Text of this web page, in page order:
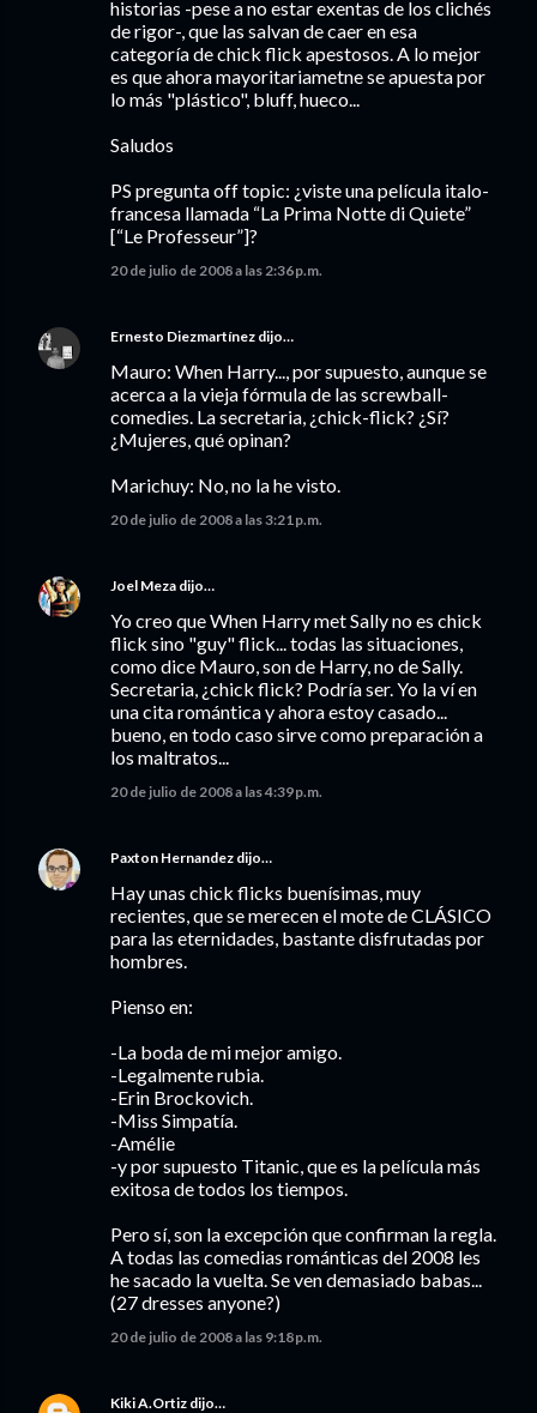
historias -pese a no estar exentas de los clichés
de rigor-, que las salvan de caer en esa
categoría de chick flick apestosos. A lo mejor
es que ahora mayoritariametne se apuesta por
lo más "plástico", bluff, hueco...
Saludos
PS pregunta off topic: ¿viste una película italo-
francesa llamada “La Prima Notte di Quiete”
[“Le Professeur”]?
20 de julio de 2008 a las 2:36 p.m.
Ernesto Diezmartínez dijo…
Mauro: When Harry..., por supuesto, aunque se
acerca a la vieja fórmula de las screwball-
comedies. La secretaria, ¿chick-flick? ¿Sí?
¿Mujeres, qué opinan?
Marichuy: No, no la he visto.
20 de julio de 2008 a las 3:21 p.m.
Joel Meza dijo…
Yo creo que When Harry met Sally no es chick
flick sino "guy" flick... todas las situaciones,
como dice Mauro, son de Harry, no de Sally.
Secretaria, ¿chick flick? Podría ser. Yo la ví en
una cita romántica y ahora estoy casado...
bueno, en todo caso sirve como preparación a
los maltratos...
20 de julio de 2008 a las 4:39 p.m.
Paxton Hernandez dijo…
Hay unas chick flicks buenísimas, muy
recientes, que se merecen el mote de CLÁSICO
para las eternidades, bastante disfrutadas por
hombres.
Pienso en:
-La boda de mi mejor amigo.
-Legalmente rubia.
-Erin Brockovich.
-Miss Simpatía.
-Amélie
-y por supuesto Titanic, que es la película más
exitosa de todos los tiempos.
Pero sí, son la excepción que confirman la regla.
A todas las comedias románticas del 2008 les
he sacado la vuelta. Se ven demasiado babas...
(27 dresses anyone?)
20 de julio de 2008 a las 9:18 p.m.
Kiki A.Ortiz dijo…